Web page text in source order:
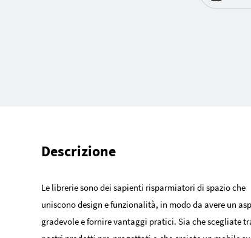
Descrizione
Le librerie sono dei sapienti risparmiatori di spazio che
uniscono design e funzionalità, in modo da avere un
gradevole e fornire vantaggi pratici. Sia che scegliate